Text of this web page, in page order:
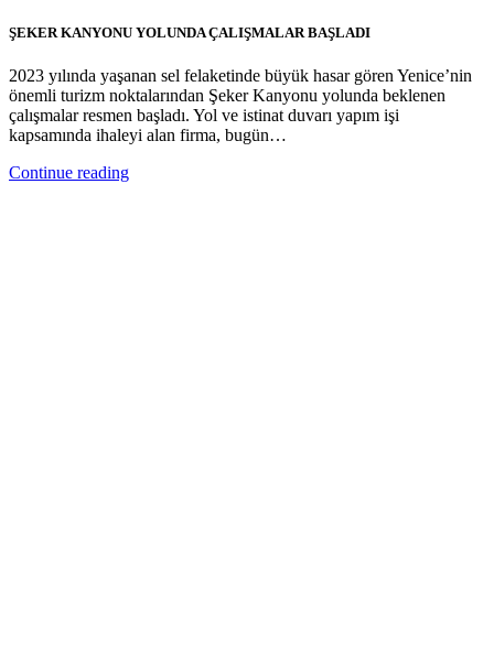
ŞEKER KANYONU YOLUNDA ÇALIŞMALAR BAŞLADI
2023 yılında yaşanan sel felaketinde büyük hasar gören Yenice’nin
önemli turizm noktalarından Şeker Kanyonu yolunda beklenen
çalışmalar resmen başladı. Yol ve istinat duvarı yapım işi
kapsamında ihaleyi alan firma, bugün…
Continue reading